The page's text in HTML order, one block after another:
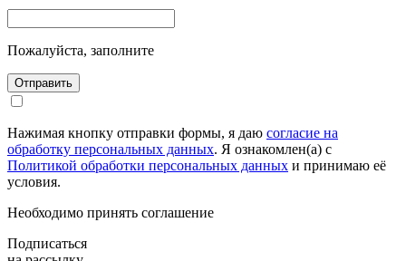
Пожалуйста, заполните
Отправить
Нажимая кнопку отправки формы, я даю согласие на
обработку персональных данных. Я ознакомлен(а) с
Политикой обработки персональных данных и принимаю её
условия.
Необходимо принять соглашение
Подписаться